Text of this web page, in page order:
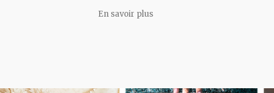
En savoir plus